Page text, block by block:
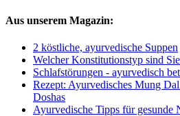
Aus unserem Magazin:
2 köstliche, ayurvedische Suppen
Welcher Konstitutionstyp sind
Schlafstörungen - ayurvedisch
Rezept: Ayurvedisches Mung
Doshas
Ayurvedische Tipps für gesunde